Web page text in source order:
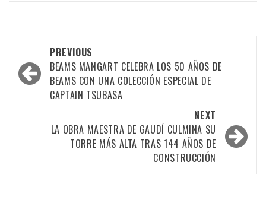
PREVIOUS
BEAMS MANGART CELEBRA LOS 50 AÑOS DE
BEAMS CON UNA COLECCIÓN ESPECIAL DE
CAPTAIN TSUBASA
NEXT
LA OBRA MAESTRA DE GAUDÍ CULMINA SU
TORRE MÁS ALTA TRAS 144 AÑOS DE
CONSTRUCCIÓN